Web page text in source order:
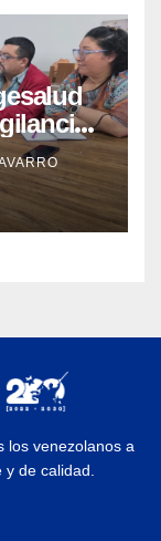
de
los venezolanos a
de calidad.